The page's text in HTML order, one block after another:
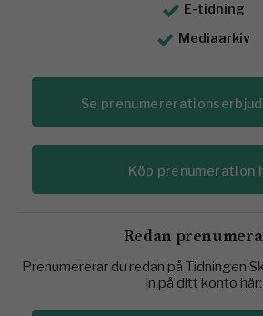
E-tidning
Mediaarkiv
Se
Köp prenumeration
Redan
Prenumererar du redan på Tidningen
in på ditt konto här: